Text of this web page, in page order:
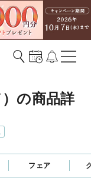
の商品詳
フェア